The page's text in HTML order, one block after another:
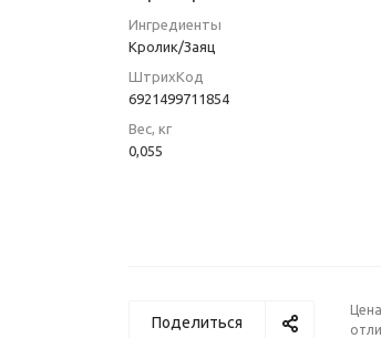
Ингредиенты
Кролик/Заяц
ШтрихКод
6921499711854
Вес, кг
0,055
Поделиться